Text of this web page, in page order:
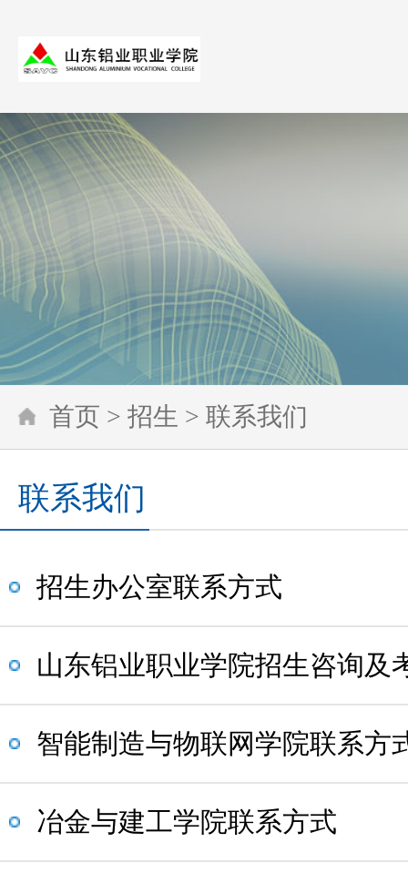
首页 > 招生 > 联系我们
联系我们
招生办公室联系方式
山东铝业职业学院招生咨询及
智能制造与物联网学院联系方
冶金与建工学院联系方式